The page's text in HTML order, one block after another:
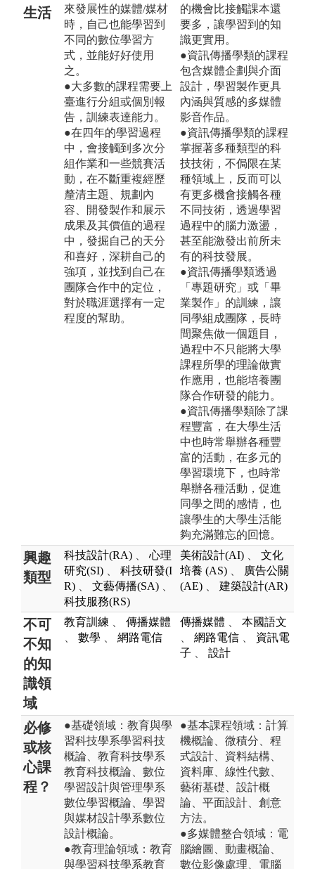
生活
來發展性的媒體/媒材
時，自己也能學習到
不同的數位學習方
式，並能好好使用
之。
●大多數的課程需要上
臺進行分組或個別報
告，訓練表達能力。
●在四年的學習過程
中，會接觸到多次分
組作業和一些競賽活
動，在不斷重複經歷
釐清主題、規劃內
容、開發製作和展示
成果及其價值的過程
中，發掘自己的天分
和喜好，深耕自己的
強項，並找到自己在
團隊合作中的定位，
對於職涯選擇有一定
程度的幫助。
的機會比接觸課本還
要多，讓學習到的知
識更實用。
●資訊傳播學類的課程
包含媒體企劃與介面
設計，學習製作更具
內涵與質感的多媒體
影音作品。
●資訊傳播學類的課程
掌握著多種類型的科
技技術，不侷限在某
種領域上，反而可以
有更多機會接觸各種
不同技術，透過學習
過程中的腦力激盪，
甚至能激發出前所未
有的科技發展。
●資訊傳播學類透過
「專題研究」或「畢
業製作」的訓練，讓
同學組成團隊，長時
間聚焦做一個題目，
過程中不只能將大學
課程所學的理論做實
作應用，也能培養團
隊合作研發的能力。
●資訊傳播學類除了課
程豐富，在大學生活
中也時常舉辦各種豐
富的活動，在多元的
學習環境下，也時常
舉辦各種活動，促進
同學之間的感情，也
讓學生的大學生活能
夠充滿難忘的回憶。
興趣
類型
科技設計(RA)
心理
研究(SI)
科技研發(I
R)
文藝傳播(SA)
科技服務(RS)
美術設計(AI)
文化
培養 (AS)
廣告公關
(AE)
建築設計(AR)
不可
不知
的知
識領
域
教育訓練
傳播媒體
數學 網路電信
傳播媒體
本國語文
網路電信
資訊電
子
設計
必修
或核
心課
程？
●基礎領域：教育與學
習科技學系學習科技
概論、教育科技學系
教育科技概論、數位
學習設計與管理學系
數位學習概論、學習
與媒材設計學系數位
設計概論。
●教育理論領域：教育
與學習科技學系教育
●基本課程領域：計算
機概論、微積分、程
式設計、資料結構、
資料庫、線性代數、
藝術基礎、設計概
論、平面設計、創意
方法。
●多媒體整合領域：電
腦繪圖、動畫概論、
數位影像處理、電腦